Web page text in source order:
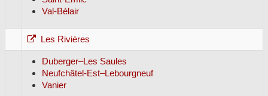
Val-Bélair
Les Rivières
Duberger–Les Saules
Neufchâtel-Est–Lebourgneuf
Vanier